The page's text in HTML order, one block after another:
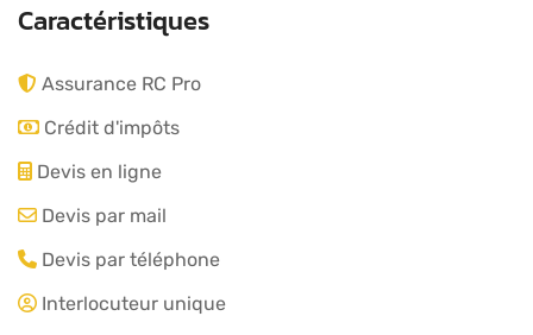
Caractéristiques
Assurance RC Pro
Crédit d'impôts
Devis en ligne
Devis par mail
Devis par téléphone
Interlocuteur unique